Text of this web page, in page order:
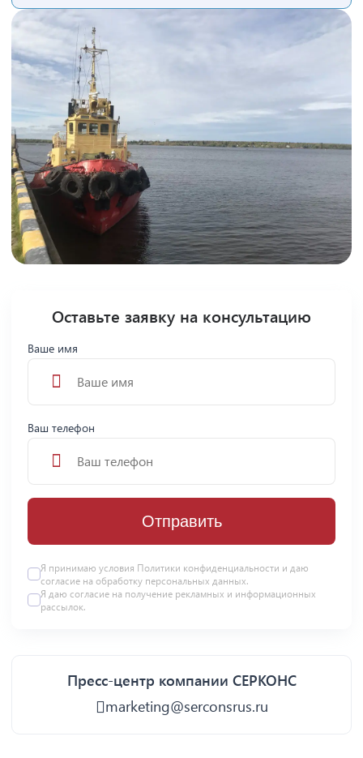
Оставьте заявку на консультацию
Ваше имя
Ваш телефон
Отправить
Я принимаю условия Политики конфиденциальности и даю
согласие на обработку персональных данных.
Я даю согласие на получение рекламных и информационных
рассылок.
Пресс-центр компании СЕРКОНС
marketing@serconsrus.ru